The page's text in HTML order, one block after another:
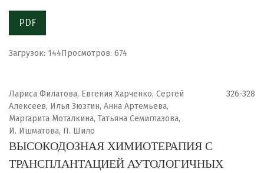
PDF
Загрузок: 144Просмотров: 674
Лариса Филатова, Евгения Харченко, Сергей
Алексеев, Илья Зюзгин, Анна Артемьева,
Маргарита Моталкина, Татьяна Семиглазова,
И. Ишматова, П. Шило
326-328
ВЫСОКОДОЗНАЯ ХИМИОТЕРАПИЯ С
ТРАНСПЛАНТАЦИЕЙ АУТОЛОГИЧНЫХ